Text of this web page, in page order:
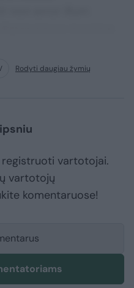
Rodyti daugiau žymių
vartotojai.
vartotojų
komentaruose!